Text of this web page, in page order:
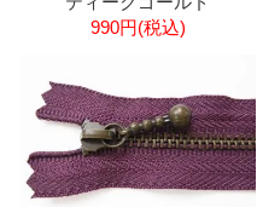
990円(税込)